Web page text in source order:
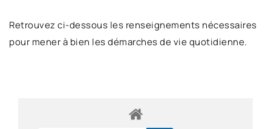
Retrouvez ci-dessous les renseignements nécessaires
pour mener à bien les démarches de vie quotidienne.